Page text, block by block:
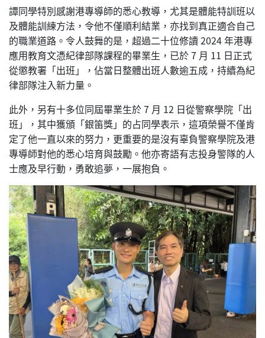
譚同學特別感謝港專導師的悉心教導，尤其是體能特訓班以
及體能訓練方法，令他不僅順利結業，亦找到真正適合自己
的職業道路。令人鼓舞的是，超過二十位修讀 2024 年港專
應用教育文憑紀律部隊課程的畢業生，已於 7 月 11 日正式
從懲教署「出班」，佔當日整體出班人數逾五成，持續為紀
律部隊注入新力量。
此外，另有十多位同屆畢業生於 7 月 12 日從警察學院「出
班」，其中獲頒「銀笛獎」的占同學表示，這項榮譽不僅肯
定了他一直以來的努力，更重要的是沒有辜負警察學院及港
專導師對他的悉心培育與鼓勵。他亦寄語有志投身警隊的人
士應及早行動，勇敢追夢，一展抱負。